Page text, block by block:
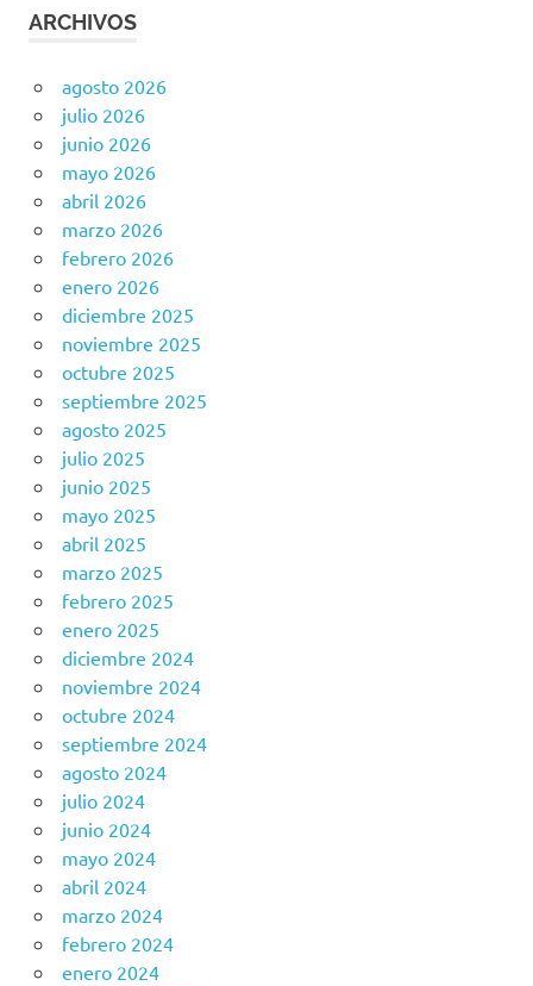
ARCHIVOS
agosto 2026
julio 2026
junio 2026
mayo 2026
abril 2026
marzo 2026
febrero 2026
enero 2026
diciembre 2025
noviembre 2025
octubre 2025
septiembre 2025
agosto 2025
julio 2025
junio 2025
mayo 2025
abril 2025
marzo 2025
febrero 2025
enero 2025
diciembre 2024
noviembre 2024
octubre 2024
septiembre 2024
agosto 2024
julio 2024
junio 2024
mayo 2024
abril 2024
marzo 2024
febrero 2024
enero 2024